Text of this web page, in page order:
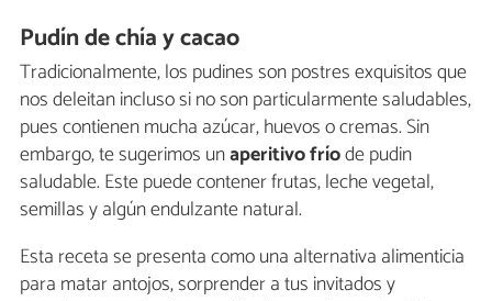
Pudín de chía y cacao
Tradicionalmente, los pudines son postres exquisitos que
nos deleitan incluso si no son particularmente saludables,
pues contienen mucha azúcar, huevos o cremas. Sin
embargo, te sugerimos unaperitivo fríode pudin
saludable. Este puede contener frutas, leche vegetal,
semillas y algún endulzante natural.
Esta receta se presenta como una alternativa alimenticia
para matar antojos, sorprender a tus invitados y